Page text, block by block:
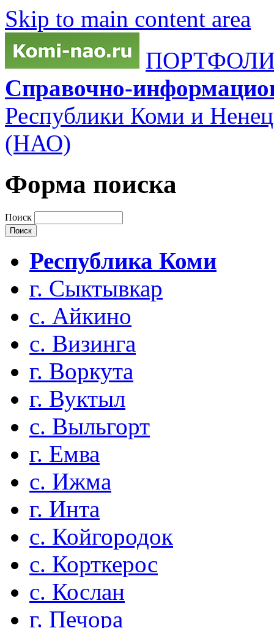
Skip to main content area
Справочно-
Республики Коми и
(НАО)
Форма поиска
Поиск
Республика Коми
г. Сыктывкар
с. Айкино
с. Визинга
г. Воркута
г. Вуктыл
с. Выльгорт
г. Емва
с. Ижма
г. Инта
с. Койгородок
с. Корткерос
с. Кослан
г. Печора